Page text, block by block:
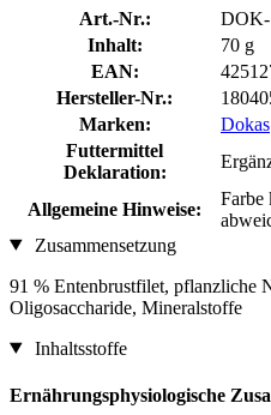
Art.-Nr.:
DOK-
Inhalt:
70 g
EAN:
Hersteller-Nr.:
Marken:
Dokas
Futtermittel
Deklaration:
Allgemeine Hinweise:
Farbe
Zusammensetzung
91 % Entenbrustfilet, pflanzliche
Oligosaccharide, Mineralstoffe
Inhaltsstoffe
Ernährungsphysiologische